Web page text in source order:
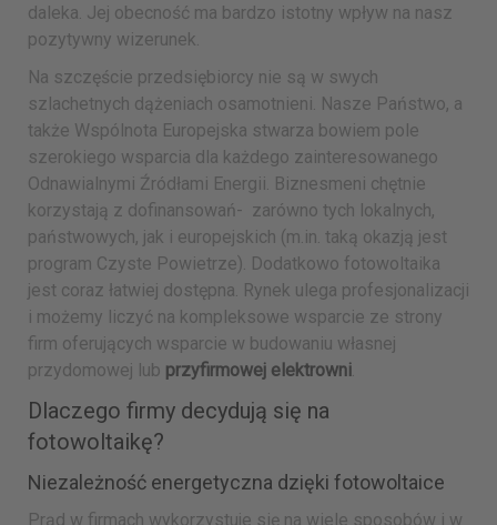
daleka. Jej obecność ma bardzo istotny wpływ na nasz
pozytywny wizerunek.
Na szczęście przedsiębiorcy nie są w swych
szlachetnych dążeniach osamotnieni. Nasze Państwo, a
także Wspólnota Europejska stwarza bowiem pole
szerokiego wsparcia dla każdego zainteresowanego
Odnawialnymi Źródłami Energii. Biznesmeni chętnie
korzystają z dofinansowań- zarówno tych lokalnych,
państwowych, jak i europejskich (m.in. taką okazją jest
program Czyste Powietrze). Dodatkowo fotowoltaika
jest coraz łatwiej dostępna. Rynek ulega profesjonalizacji
i możemy liczyć na kompleksowe wsparcie ze strony
firm oferujących wsparcie w budowaniu własnej
przydomowej lub przyfirmowej elektrowni
Dlaczego firmy decydują się na
fotowoltaikę?
Niezależność energetyczna dzięki fotowoltaice
Prąd w firmach wykorzystuje się na wiele sposobów i w